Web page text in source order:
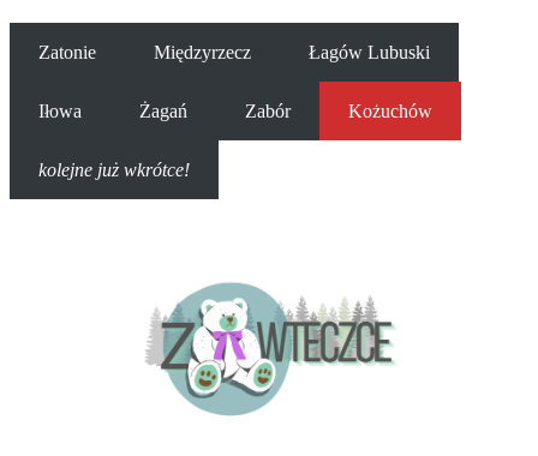
Zatonie Międzyrzecz Łagów Lubuski
Iłowa Żagań Zabór Kożuchów
kolejne już wkrótce!